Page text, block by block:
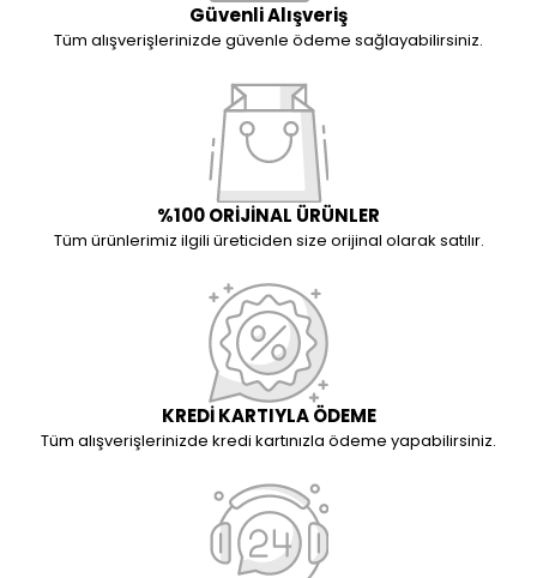
Güvenli Alışveriş
Tüm alışverişlerinizde güvenle ödeme sağlayabilirsiniz.
%100 ORİJİNAL ÜRÜNLER
Tüm ürünlerimiz ilgili üreticiden size orijinal olarak satılır.
KREDİ KARTIYLA ÖDEME
Tüm alışverişlerinizde kredi kartınızla ödeme yapabilirsiniz.